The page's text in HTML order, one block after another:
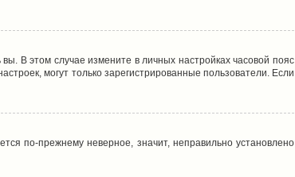
В этом случае измените в личных настройках часовой пояс
могут только зарегистрированные пользователи. Если
по-прежнему неверное, значит, неправильно установлено